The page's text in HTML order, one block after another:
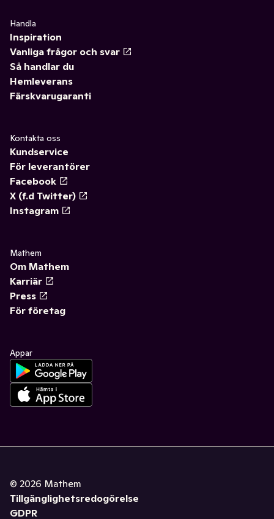
Handla
Inspiration
Vanliga frågor och svar
Så handlar du
Hemleverans
Färskvarugaranti
Kontakta oss
Kundservice
För leverantörer
Facebook
X (f.d Twitter)
Instagram
Mathem
Om Mathem
Karriär
Press
För företag
Appar
© 2026 Mathem
Tillgänglighetsredogörelse
GDPR